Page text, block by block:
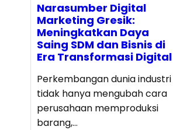
Narasumber Digital
Marketing Gresik:
Meningkatkan Daya
Saing SDM dan Bisnis di
Era Transformasi Digital
Perkembangan dunia industri
tidak hanya mengubah cara
perusahaan memproduksi
barang,…